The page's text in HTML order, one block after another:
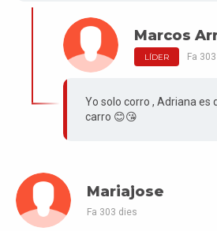
Marcos
LÍDER Fa
Yo solo corro , Adriana es
carro 😊😘
Mariajose
Fa 303 dies